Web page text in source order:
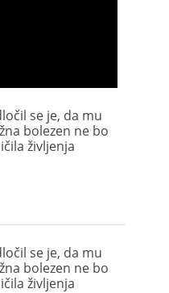
se je, da mu
bolezen ne bo
življenja
se je, da mu
bolezen ne bo
življenja